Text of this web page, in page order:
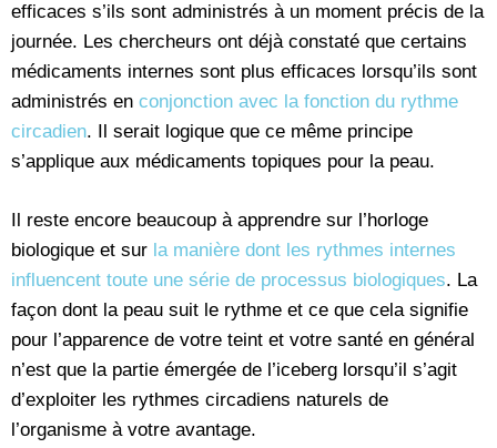
efficaces s’ils sont administrés à un moment précis de la
journée. Les chercheurs ont déjà constaté que certains
médicaments internes sont plus efficaces lorsqu’ils sont
administrés en conjonction avec la fonction du rythme
circadien. Il serait logique que ce même principe
s’applique aux médicaments topiques pour la peau.
Il reste encore beaucoup à apprendre sur l’horloge
biologique et sur la manière dont les rythmes internes
influencent toute une série de processus biologiques. La
façon dont la peau suit le rythme et ce que cela signifie
pour l’apparence de votre teint et votre santé en général
n’est que la partie émergée de l’iceberg lorsqu’il s’agit
d’exploiter les rythmes circadiens naturels de
l’organisme à votre avantage.